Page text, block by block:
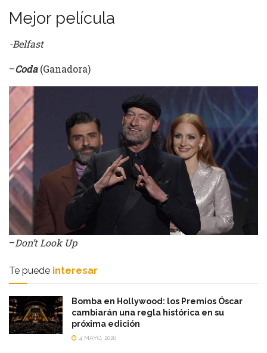
Mejor película
-Belfast
–Coda(Ganadora)
–Don’t Look Up
Te puede interesar
Bomba en Hollywood: los Premios Óscar
cambiarán una regla histórica en su
próxima edición
4 MAYO, 2026